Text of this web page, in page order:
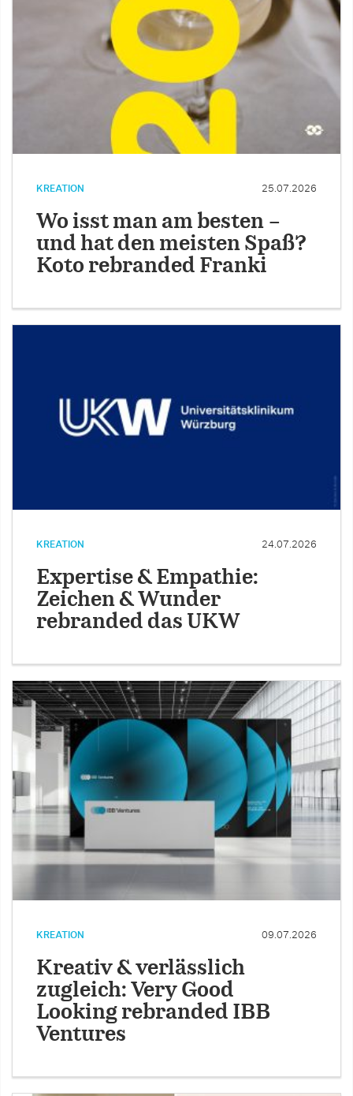
KREATION 25.07.2026
Wo isst man am besten –
und hat den meisten Spaß?
Koto rebranded Franki
KREATION 24.07.2026
Expertise & Empathie:
Zeichen & Wunder
rebranded das UKW
KREATION 09.07.2026
Kreativ & verlässlich
zugleich: Very Good
Looking rebranded IBB
Ventures